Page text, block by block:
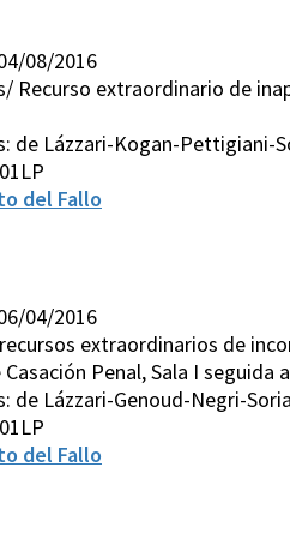
08/2016
Recurso extraordinario de
de Lázzari-Kogan-Pettigiani-
del Fallo
04/2016
extraordinarios de
Penal, Sala I seguida
de Lázzari-Genoud-Negri-
del Fallo